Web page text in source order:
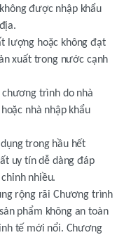
được nhập khẩu
lượng hoặc không đạt
xuất trong nước cạnh
chương trình do nhà
nhà nhập khẩu
trong hầu hết
uy tín dễ dàng đáp
nhiều.
rộng rãi Chương trình
phẩm không an toàn
tế mới nổi. Chương